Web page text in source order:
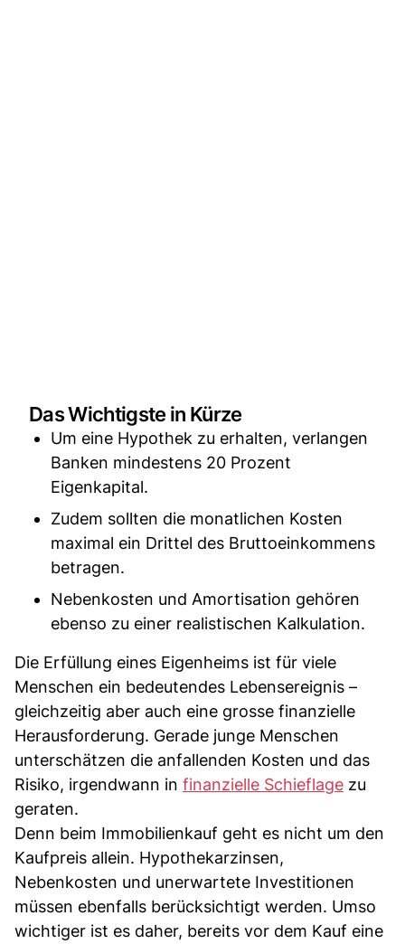
Das Wichtigste in Kürze
Um eine Hypothek zu erhalten, verlangen
Banken mindestens 20 Prozent
Eigenkapital.
Zudem sollten die monatlichen Kosten
maximal ein Drittel des Bruttoeinkommens
betragen.
Nebenkosten und Amortisation gehören
ebenso zu einer realistischen Kalkulation.
Die Erfüllung eines Eigenheims ist für viele
Menschen ein bedeutendes Lebensereignis –
gleichzeitig aber auch eine grosse finanzielle
Herausforderung. Gerade junge Menschen
unterschätzen die anfallenden Kosten und das
Risiko, irgendwann in finanzielle Schieflage zu
geraten.
Denn beim Immobilienkauf geht es nicht um den
Kaufpreis allein. Hypothekarzinsen,
Nebenkosten und unerwartete Investitionen
müssen ebenfalls berücksichtigt werden. Umso
wichtiger ist es daher, bereits vor dem Kauf eine